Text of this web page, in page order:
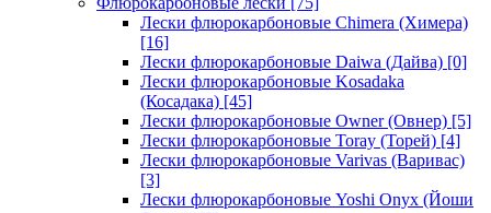
Лески флюрокарбоновые Chimera (Химера)
[16]
Лески флюрокарбоновые Daiwa (Дайва) [0]
Лески флюрокарбоновые Kosadaka
(Косадака) [45]
Лески флюрокарбоновые Owner (Овнер) [5]
Лески флюрокарбоновые Toray (Торей) [4]
Лески флюрокарбоновые Varivas (Варивас)
[3]
Лески флюрокарбоновые Yoshi Onyx (Йоши